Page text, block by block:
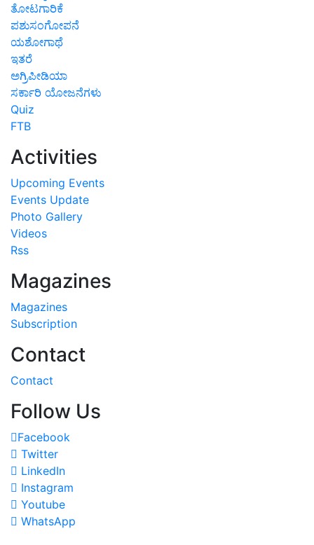
ತೋಟಗಾರಿಕೆ
ಪಶುಸಂಗೋಪನೆ
ಯಶೋಗಾಥೆ
ಇತರೆ
ಅಗ್ರಿಪೀಡಿಯಾ
ಸರ್ಕಾರಿ ಯೋಜನೆಗಳು
Quiz
FTB
Activities
Upcoming Events
Events Update
Photo Gallery
Videos
Rss
Magazines
Magazines
Subscription
Contact
Contact
Follow Us
Facebook
Twitter
LinkedIn
Instagram
Youtube
WhatsApp